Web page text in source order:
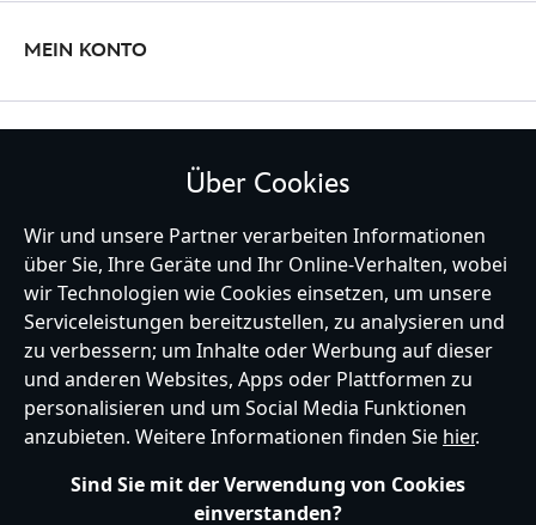
MEIN KONTO
Germany
Hilfe Nutzungsbedingungen Datenschutzerklärung
Site Map
Richtlinien für Cookies
EU Datenschutzhinweis
Impressum
Allgemeine Verkaufsbedingungen
Über Cookies
Wir und unsere Partner verarbeiten Informationen
über Sie, Ihre Geräte und Ihr Online-Verhalten, wobei
wir Technologien wie Cookies einsetzen, um unsere
Serviceleistungen bereitzustellen, zu analysieren und
zu verbessern; um Inhalte oder Werbung auf dieser
und anderen Websites, Apps oder Plattformen zu
personalisieren und um Social Media Funktionen
anzubieten. Weitere Informationen finden Sie hier.
Sind Sie mit der Verwendung von Cookies
einverstanden?